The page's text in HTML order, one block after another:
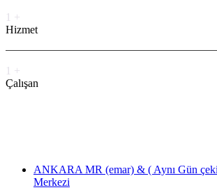
1 +
Hizmet
1 +
Çalışan
ANKARA MR (emar) & ( Aynı Gün
Merkezi